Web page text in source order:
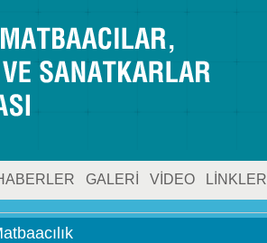
GALERİ VİDEO LİNKLER